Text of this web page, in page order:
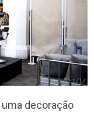
decoração